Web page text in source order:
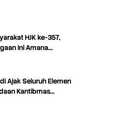
HJK ke-357,
Ini Amana…
Ajak Seluruh Elemen
Kantibmas…